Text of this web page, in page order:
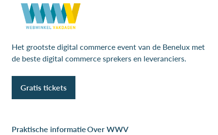
Het grootste digital commerce event van de Benelux met
de beste digital commerce sprekers en leveranciers.
Gratis tickets
Praktische informatieOver WWV